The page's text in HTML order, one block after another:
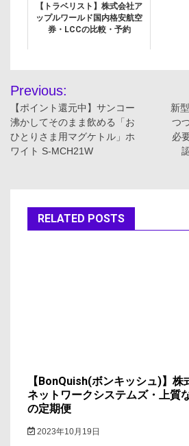
【トラベリスト】株式会社ア
ップルワールド国内格安航空
券・LCCの比較・予約
投
稿
ナ
ー
Previous:
【ポイント還元中】サンコー
沸かしてそのまま飲める「お
ひとりさま用マグケトル」ホ
ワイト S-MCH21W
新
つ
必
RELATED POSTS
【BonQuish(ボンキッシュ)】
ネットワークシステムズ・上質
の定期便
2023年10月19日